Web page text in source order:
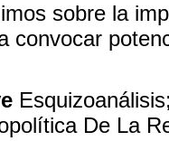
sobre la
convocar
De La